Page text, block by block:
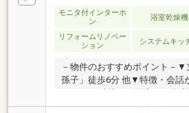
モニタ付インターホ
ン
浴室乾燥機
リフォームリノベー
ション
システムキッ
－物件のおすすめポイント－
孫子」徒歩6分 他▼特徴・会話
すい全居室フローリング仕様